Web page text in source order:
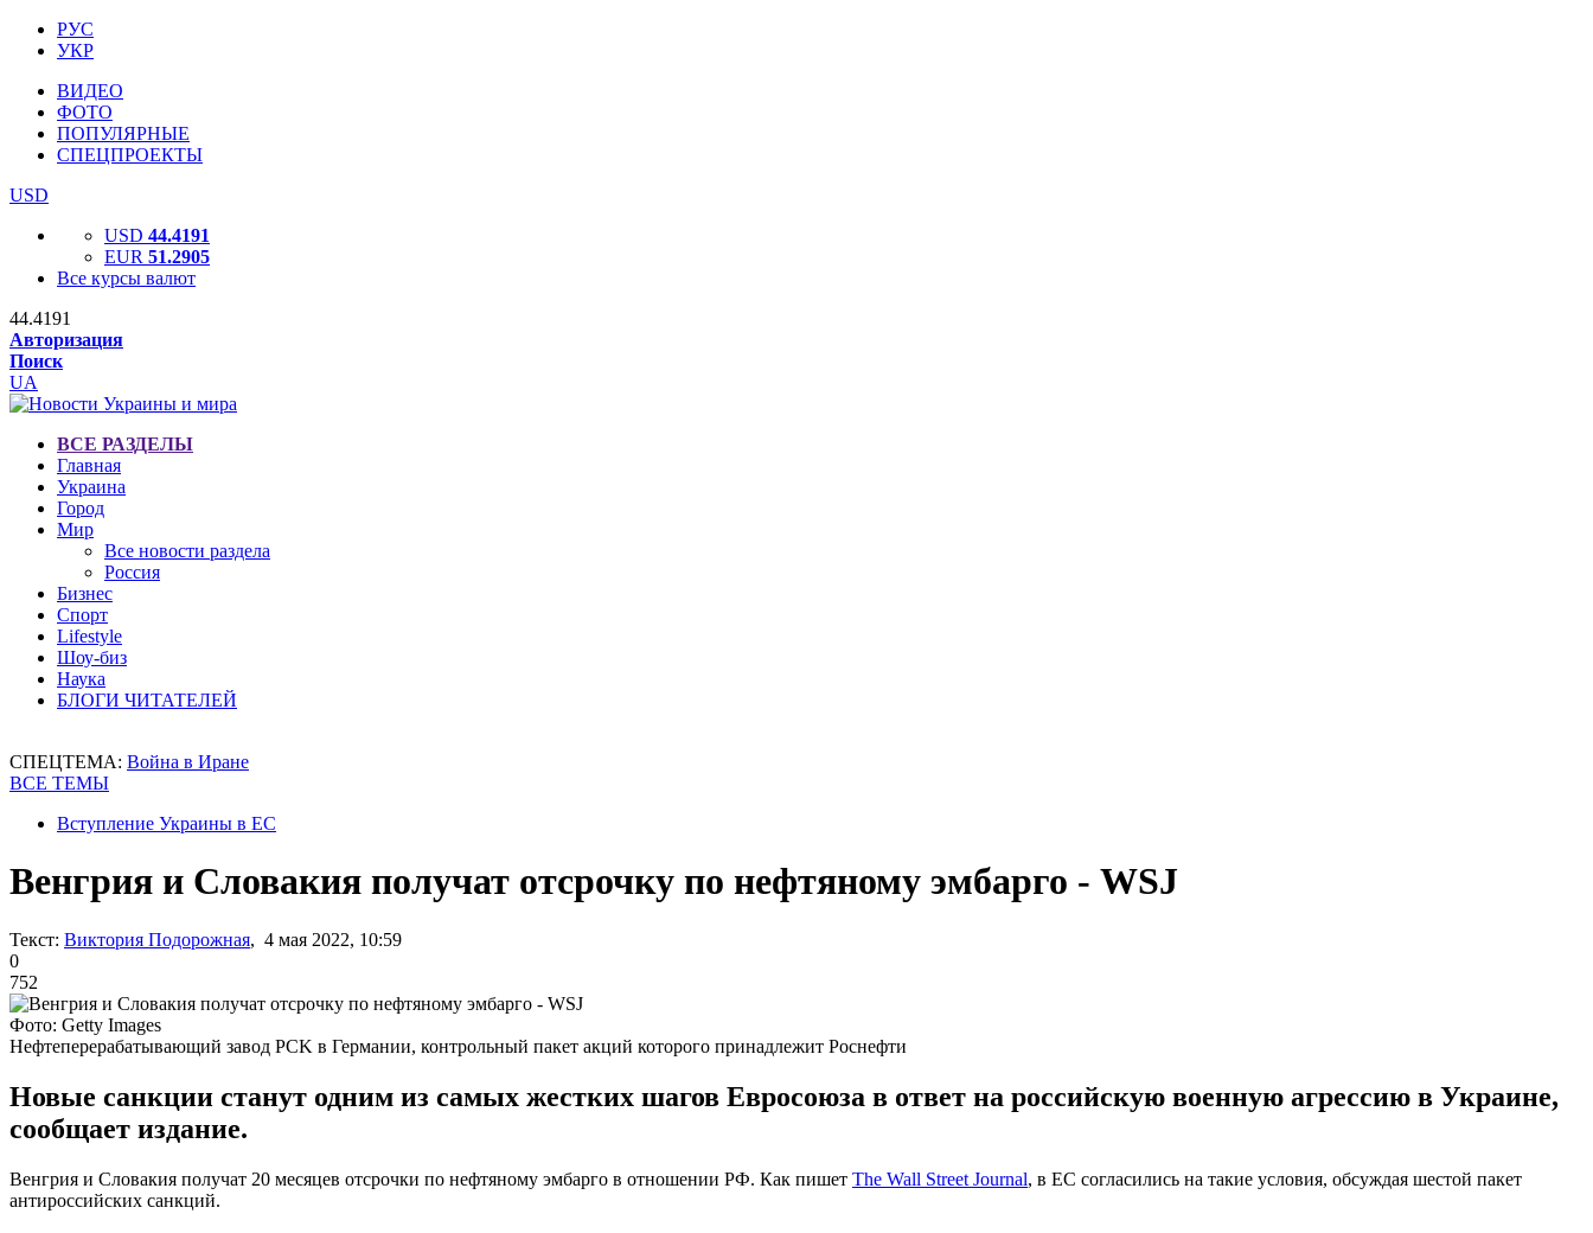
РУС
УКР
ВИДЕО
ФОТО
ПОПУЛЯРНЫЕ
СПЕЦПРОЕКТЫ
USD
USD 44.4191
EUR 51.2905
Все курсы валют
44.4191
Авторизация
Поиск
UA
ВСЕ РАЗДЕЛЫ
Главная
Украина
Город
Мир
Все новости раздела
Россия
Бизнес
Спорт
Lifestyle
Шоу-биз
Наука
БЛОГИ ЧИТАТЕЛЕЙ
СПЕЦТЕМА: Война в Иране
ВСЕ ТЕМЫ
Вступление Украины в ЕС
Венгрия и Словакия получат отсрочку по нефтяному эмбарго - WSJ
Текст: Виктория Подорожная, 4 мая 2022, 10:59
0
752
Фото: Getty Images
Нефтеперерабатывающий завод PCK в Германии, контрольный пакет акций которого принадлежит Роснефти
Новые санкции станут одним из самых жестких шагов Евросоюза в ответ на российскую военную агрессию в Украине,
сообщает издание.
Венгрия и Словакия получат 20 месяцев отсрочки по нефтяному эмбарго в отношении РФ. Как пишет The Wall Street Journal, в ЕС согласились на такие условия, обсуждая шестой пакет
антироссийских санкций.